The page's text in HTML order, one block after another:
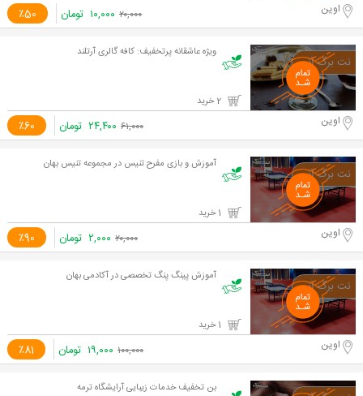
٪50 اوین ۲۰,۰۰۰ ۱۰,۰۰۰ تومان
ویژه عاشقانه پرتخفیف: کافه گالری آرتلند
٪60 اوین ۶۱,۰۰۰ ۲۴,۴۰۰ تومان
آموزش و بازی مفرح تنیس در مجموعه تنیس بهان
٪90 اوین ۲۰,۰۰۰ ۲,۰۰۰ تومان
آموزش پینگ پنگ تخصصی در آکادمی بهان
٪81 اوین ۱۰۰,۰۰۰ ۱۹,۰۰۰ تومان
بن تخفیف خدمات زیبایی آرایشگاه ترمه